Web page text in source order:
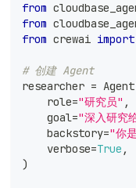
from
from
from crewai import
# 创建 Agent
researcher = Agent
    role
="研究员" ,
    goal
="深入研究
    backstory
="你
    verbose
=True ,
)